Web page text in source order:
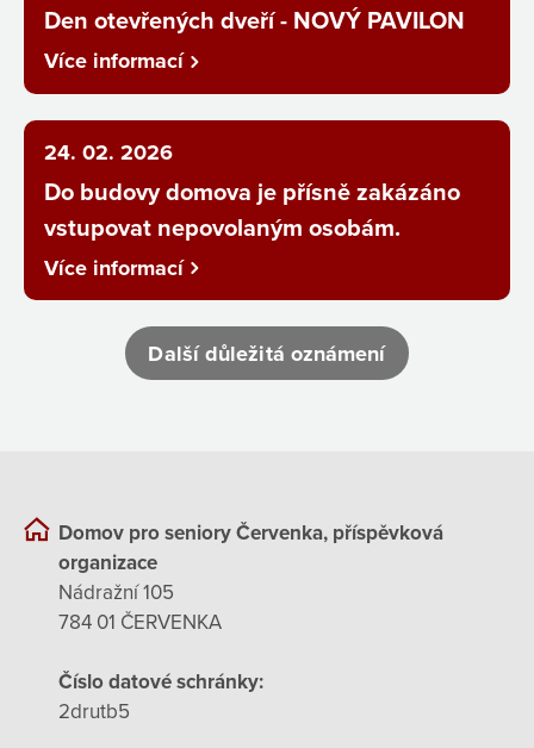
Den otevřených dveří - NOVÝ PAVILON
Více informací
24. 02. 2026
Do budovy domova je přísně zakázáno
vstupovat nepovolaným osobám.
Více informací
Další důležitá oznámení
Domov pro seniory Červenka, příspěvková
organizace
Nádražní 105
784 01 ČERVENKA
Číslo datové schránky:
2drutb5